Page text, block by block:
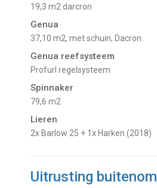
19,3 m2 darcron
Genua
37,10 m2, met schuin, Dacron
Genua reefsysteem
Profurl regelsysteem
Spinnaker
79,6 m2
Lieren
2x Barlow 25 + 1x Harken (2018)
Uitrusting buitenom